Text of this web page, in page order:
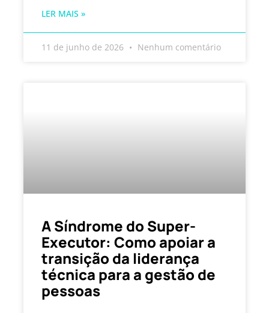
LER MAIS »
11 de junho de 2026 Nenhum comentário
A Síndrome do Super-
Executor: Como apoiar a
transição da liderança
técnica para a gestão de
pessoas